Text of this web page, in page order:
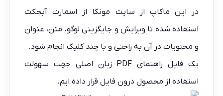
در این ماکاپ از سایت مونکا از اسمارت آبجکت
استفاده شده تا ویرایش و جایگزینی لوگو، متن، عنوان
و محتویات در آن به راحتی و با چند کلیک انجام شود.
یک فایل راهنمای PDF زبان اصلی جهت سهولت
استفاده از محصول درون فایل قرار داده ایم.